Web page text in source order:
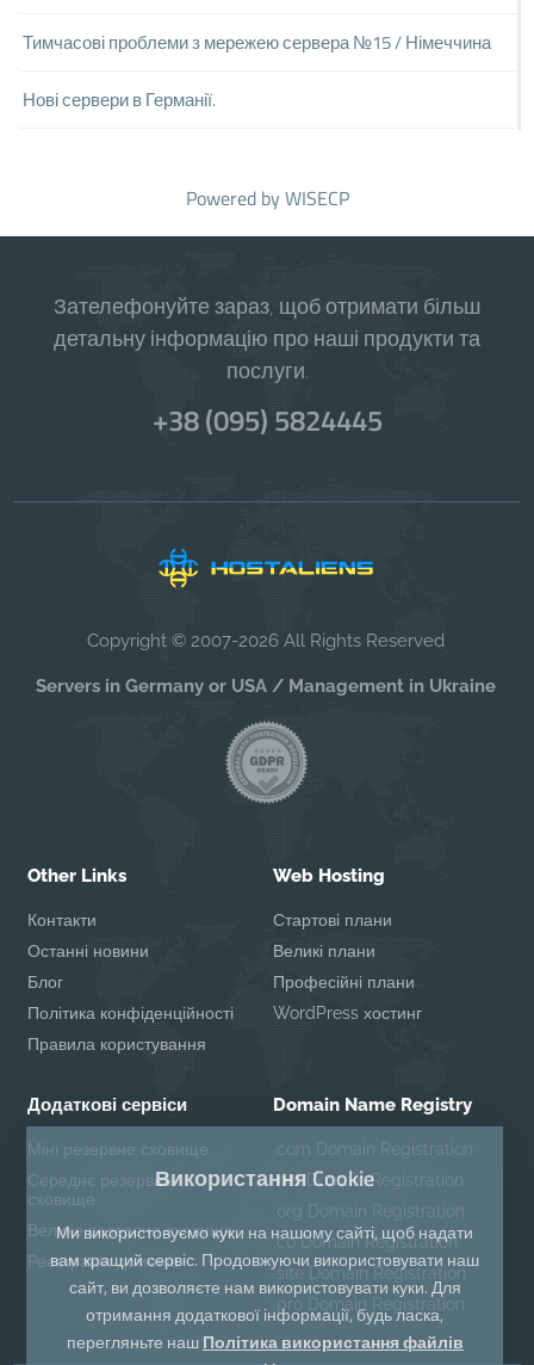
Тимчасові проблеми з мережею сервера №15 / Німеччина
Нові сервери в Германії.
Powered byWISECP
Зателефонуйте зараз, щоб отримати більш
детальну інформацію про наші продукти та
послуги.
+38 (095) 5824445
Copyright © 2007-2026 All Rights Reserved
Servers in Germany or USA / Management in Ukraine
Other Links
Контакти
Останні новини
Блог
Політика конфіденційності
Правила користування
Web Hosting
Стартові плани
Великі плани
Професійні плани
WordPress хостинг
Додаткові сервіси
Міні резервне сховище
Середнє резервне
сховище
Велике резервне сховище
Реєстрація доменів
Domain Name Registry
.com Domain Registration
.net Domain Registration
.org Domain Registration
.co Domain Registration
.site Domain Registration
.pro Domain Registration
Використання Cookie
Ми використовуємо куки на нашому сайті, щоб надати
вам кращий сервіс. Продовжуючи використовувати наш
сайт, ви дозволяєте нам використовувати куки. Для
отримання додаткової інформації, будь ласка,
перегляньте нашПолітика використання файлів